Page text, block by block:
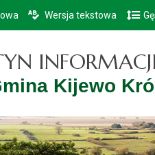
Przejdź do głównego
Przejdź do treści
Przejdź do mapy
Wersja tekstowa
Kijewo